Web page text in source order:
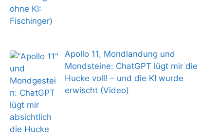
Apollo 11, Mondlandung und
Mondsteine: ChatGPT lügt mir die
Hucke voll! – und die KI wurde
erwischt (Video)